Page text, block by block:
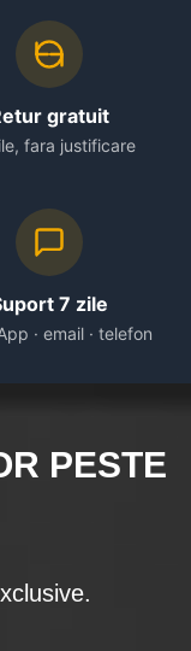
gratuit
fara justificare
7 zile
· email · telefon
PESTE